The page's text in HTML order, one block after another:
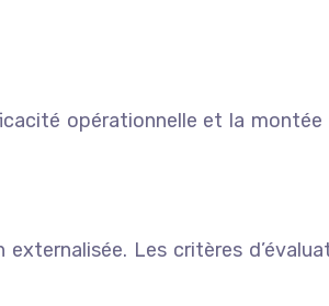
opérationnelle et la
Les critères